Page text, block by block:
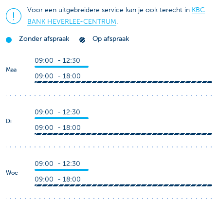
Voor een uitgebreidere service kan je ook terecht in KBC
BANK HEVERLEE-CENTRUM.
Zonder afspraak Op afspraak
Maa
09:00 - 12:30
09:00 - 18:00
Di
09:00 - 12:30
09:00 - 18:00
Woe
09:00 - 12:30
09:00 - 18:00